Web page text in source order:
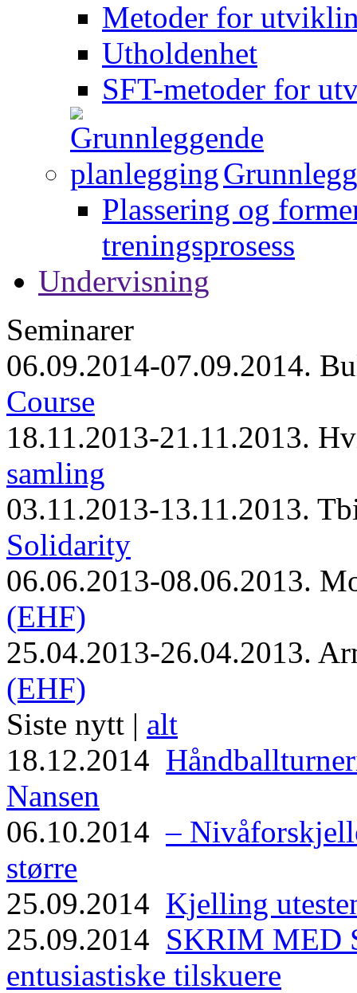
Metoder for
Utholdenhet
SFT-metoder for
Plassering og
treningsprosess
Undervisning
Seminarer
06.09.2014-07.09.2014.
Course
18.11.2013-21.11.2013.
samling
03.11.2013-13.11.2013.
Solidarity
06.06.2013-08.06.2013.
(EHF)
25.04.2013-26.04.2013.
(EHF)
Siste nytt | alt
18.12.2014
Nansen
06.10.2014–
større
25.09.2014 Kjelling
25.09.2014 SKRIM MED
entusiastiske tilskuere